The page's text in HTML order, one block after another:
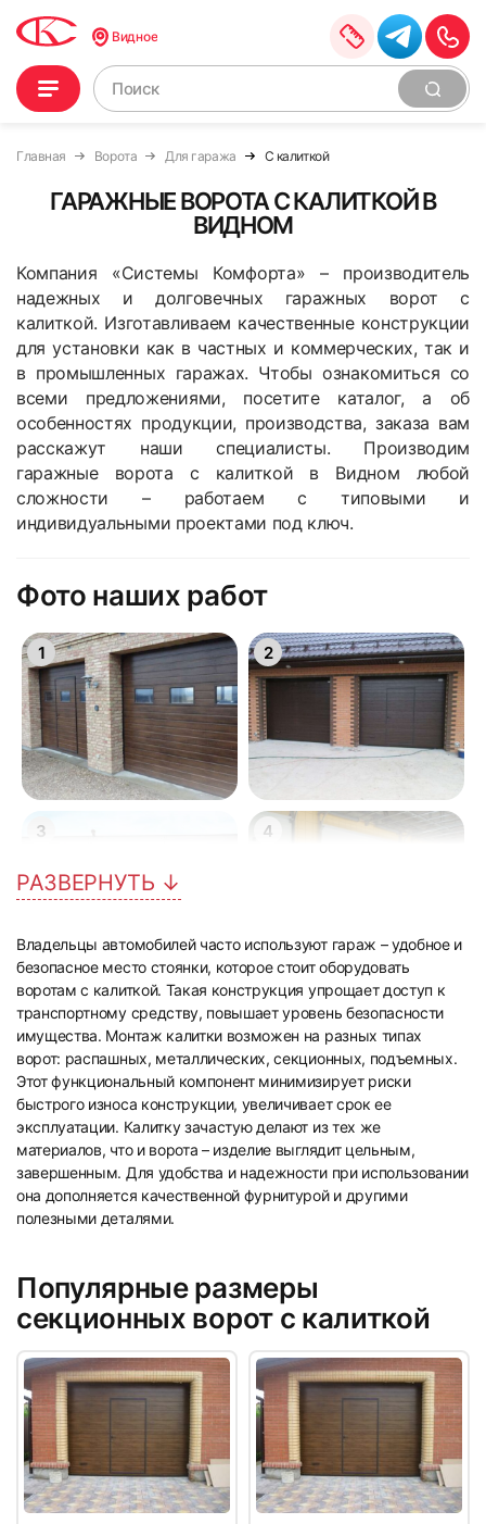
Видное
Главная Ворота Для гаража С калиткой
ГАРАЖНЫЕ ВОРОТА С КАЛИТКОЙ В
ВИДНОМ
Компания «Системы Комфорта» – производитель
надежных и долговечных гаражных ворот с
калиткой. Изготавливаем качественные конструкции
для установки как в частных и коммерческих, так и
в промышленных гаражах. Чтобы ознакомиться со
всеми предложениями, посетите каталог, а об
особенностях продукции, производства, заказа вам
расскажут наши специалисты. Производим
гаражные ворота с калиткой в Видном любой
сложности – работаем с типовыми и
индивидуальными проектами под ключ.
Фото наших работ
1 2
3 4
5
РАЗВЕРНУТЬ ↓
Владельцы автомобилей часто используют гараж – удобное и
безопасное место стоянки, которое стоит оборудовать
воротам с калиткой. Такая конструкция упрощает доступ к
транспортному средству, повышает уровень безопасности
имущества. Монтаж калитки возможен на разных типах
ворот: распашных, металлических, секционных, подъемных.
Этот функциональный компонент минимизирует риски
быстрого износа конструкции, увеличивает срок ее
эксплуатации. Калитку зачастую делают из тех же
материалов, что и ворота – изделие выглядит цельным,
завершенным. Для удобства и надежности при использовании
она дополняется качественной фурнитурой и другими
полезными деталями.
Популярные размеры
секционных ворот с калиткой